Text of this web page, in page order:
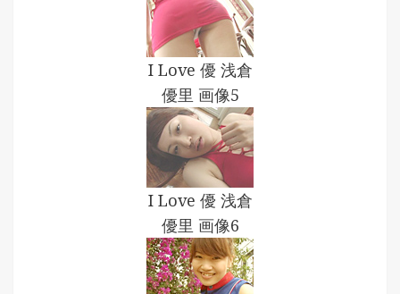
I Love 優 浅倉
優里 画像5
I Love 優 浅倉
優里 画像6